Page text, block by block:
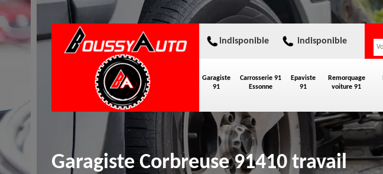
Garagiste
91
Carrosserie 91
Essonne
Epaviste
91
Remorquage
voiture 91
indisponible indisponible
Garagiste Corbreuse 91410 travail